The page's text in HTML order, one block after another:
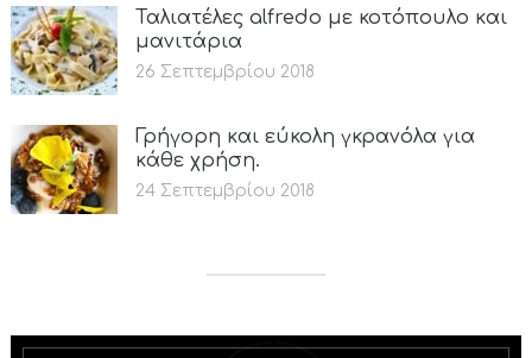
Ταλιατέλες alfredo με κοτόπουλο και
μανιτάρια
26 Σεπτεμβρίου 2018
Γρήγορη και εύκολη γκρανόλα για
κάθε χρήση.
24 Σεπτεμβρίου 2018